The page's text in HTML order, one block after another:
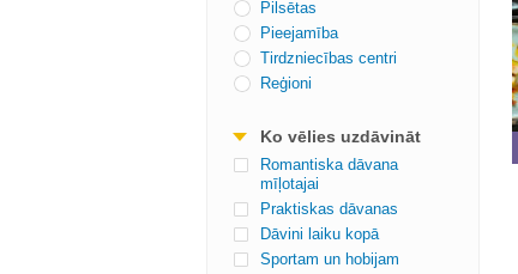
Pilsētas
Pieejamība
Tirdzniecības centri
Reģioni
Ko vēlies uzdāvināt
Romantiska dāvana
mīļotajai
Praktiskas dāvanas
Dāvini laiku kopā
Sportam un hobijam